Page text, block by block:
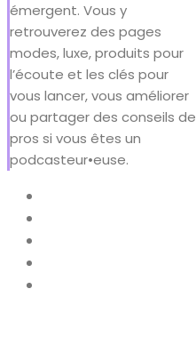
émergent. Vous y
retrouverez des pages
modes, luxe, produits pour
l’écoute et les clés pour
vous lancer, vous améliorer
ou partager des conseils de
pros si vous êtes un
podcasteur•euse.